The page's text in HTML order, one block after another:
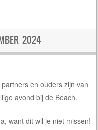
2024
en ouders zijn van
avond bij de Beach.
want dit wil je niet missen!